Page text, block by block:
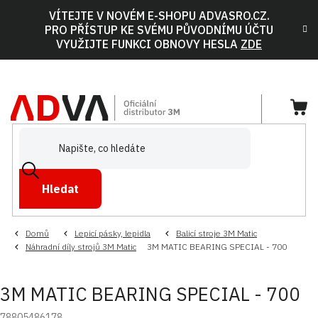
VÍTEJTE V NOVÉM E-SHOPU ADVASRO.CZ.
PRO PŘÍSTUP KE SVÉMU PŮVODNÍMU ÚČTU
VYUŽIJTE FUNKCI OBNOVY HESLA ZDE
Hledat
Domů Lepicí pásky, lepidla
Balicí stroje 3M Matic
Náhradní díly strojů 3M Matic
3M MATIC BEARING SPECIAL - 700
3M MATIC BEARING SPECIAL - 700